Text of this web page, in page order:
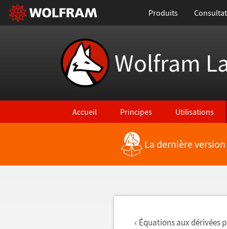
Produits
Wolfram
Accueil Principes Utilisations
Retour vers les nouvelles fonctionnalités
La dernière
Équations aux dérivées